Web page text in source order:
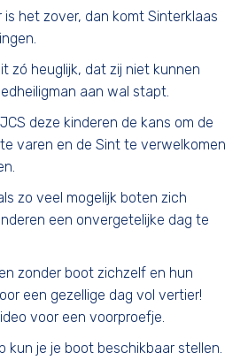
is het zover, dan komt Sinterklaas
zó heuglijk, dat zij niet kunnen
aan wal stapt.
deze kinderen de kans om de
varen en de Sint te verwelkomen
zo veel mogelijk boten zich
een onvergetelijke dag te
zonder boot zichzelf en hun
een gezellige dag vol vertier!
voor een voorproefje.
kun je je boot beschikbaar stellen.